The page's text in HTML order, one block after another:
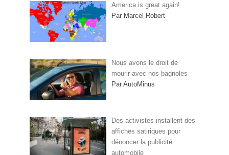
America is great again!
Par Marcel Robert
Nous avons le droit de
mourir avec nos bagnoles
Par AutoMinus
Des activistes installent des
affiches satiriques pour
dénoncer la publicité
automobile